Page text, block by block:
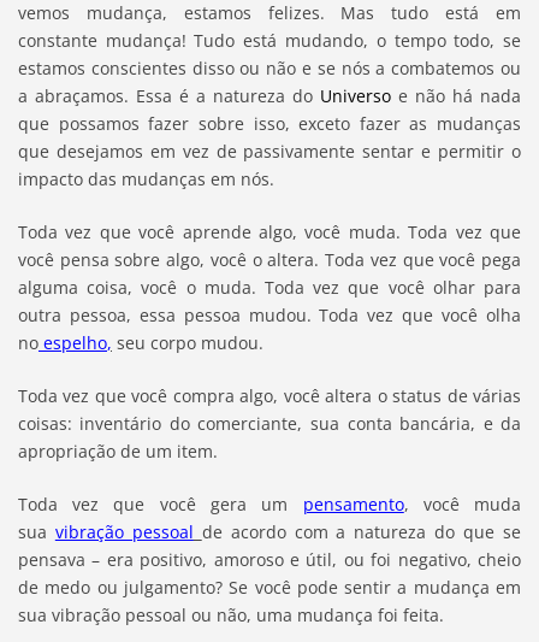
vemos mudança, estamos felizes. Mas tudo está em
constante mudança! Tudo está mudando, o tempo todo, se
estamos conscientes disso ou não e se nós a combatemos ou
a abraçamos. Essa é a natureza do Universo e não há nada
que possamos fazer sobre isso, exceto fazer as mudanças
que desejamos em vez de passivamente sentar e permitir o
impacto das mudanças em nós.
Toda vez que você aprende algo, você muda. Toda vez que
você pensa sobre algo, você o altera. Toda vez que você pega
alguma coisa, você o muda. Toda vez que você olhar para
outra pessoa, essa pessoa mudou. Toda vez que você olha
noespelho, seu corpo mudou.
Toda vez que você compra algo, você altera o status de várias
coisas: inventário do comerciante, sua conta bancária, e da
apropriação de um item.
Toda vez que você gera um pensamento, você muda
sua vibração pessoal de acordo com a natureza do que se
pensava – era positivo, amoroso e útil, ou foi negativo, cheio
de medo ou julgamento? Se você pode sentir a mudança em
sua vibração pessoal ou não, uma mudança foi feita.